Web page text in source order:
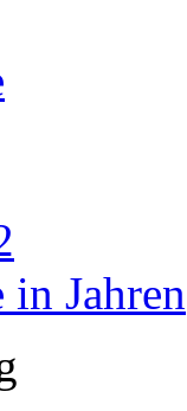
in Jahren